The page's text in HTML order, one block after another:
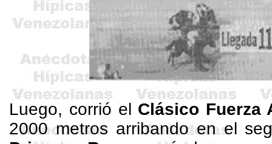
Luego, corrió el Clásico Fuerza
2000 metros arribando en el